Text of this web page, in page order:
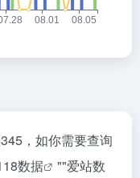
，如你需要查询
数据 ""爱站数